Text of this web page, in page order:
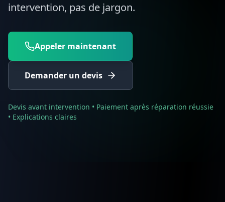
intervention, pas de jargon.
Appeler maintenant
Demander un devis
Devis avant intervention • Paiement après réparation réussie
• Explications claires